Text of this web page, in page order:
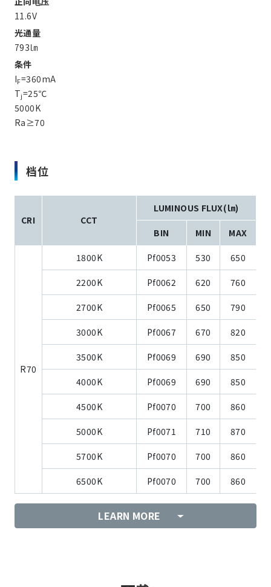
11.6V
光通量
793㏐
条件
IF=360mA
Tj=25℃
5000K
Ra≥70
档位
CRI CCT
LUMINOUS FLUX(㏐)
BIN MIN MAX
R70
1800K Pf0053 530 650
2200K Pf0062 620 760
2700K Pf0065 650 790
3000K Pf0067 670 820
3500K Pf0069 690 850
4000K Pf0069 690 850
4500K Pf0070 700 860
5000K Pf0071 710 870
5700K Pf0070 700 860
6500K Pf0070 700 860
LEARN MORE